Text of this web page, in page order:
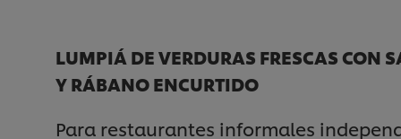
LUMPIÁ DE VERDURAS FRESCAS CON
Y RÁBANO ENCURTIDO
Para restaurantes informales